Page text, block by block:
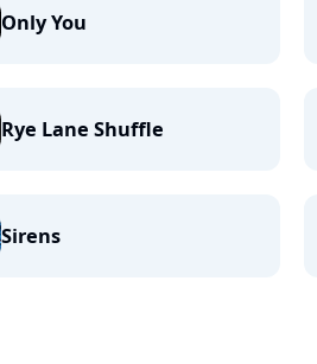
Only You
Rye Lane Shuffle
Sirens